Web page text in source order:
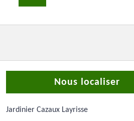
Nous localiser
Jardinier Cazaux Layrisse